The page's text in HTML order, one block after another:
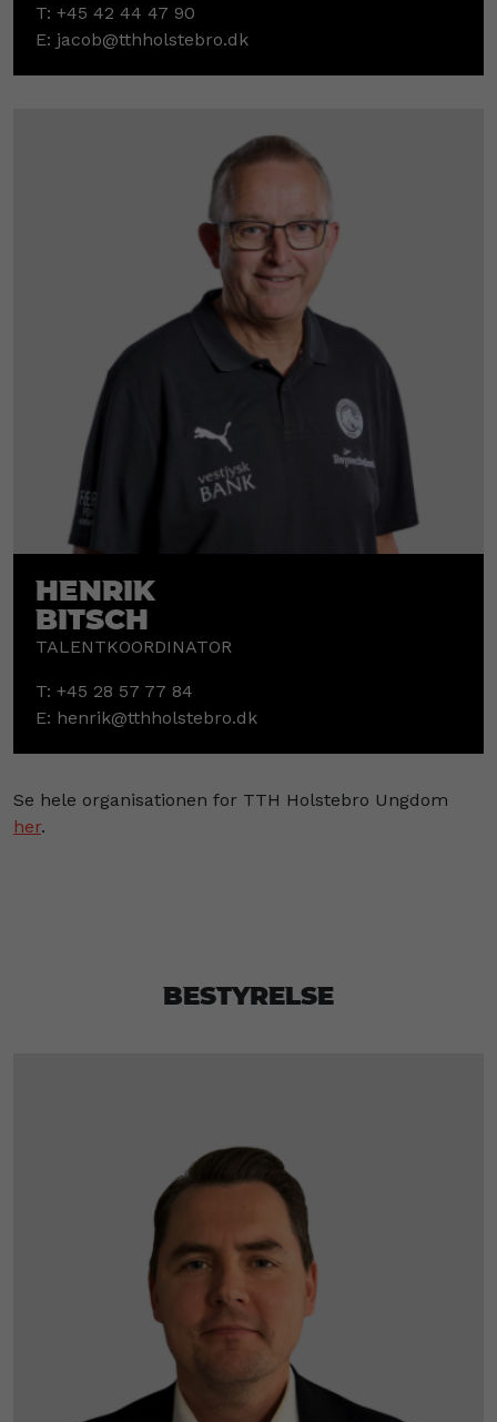
T: +45 42 44 47 90
E: jacob@tthholstebro.dk
Henrik
Bitsch
TALENTKOORDINATOR
T: +45 28 57 77 84
E: henrik@tthholstebro.dk
Se hele organisationen for TTH Holstebro Ungdom
her.
Bestyrelse